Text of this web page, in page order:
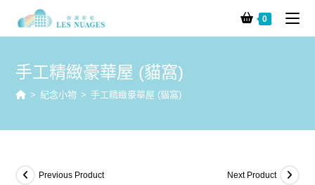
0
手工精緻豪華屋 (貓窩)
> 紀念小物 > 手工精緻豪華屋 (貓窩)
Previous Product Next Product